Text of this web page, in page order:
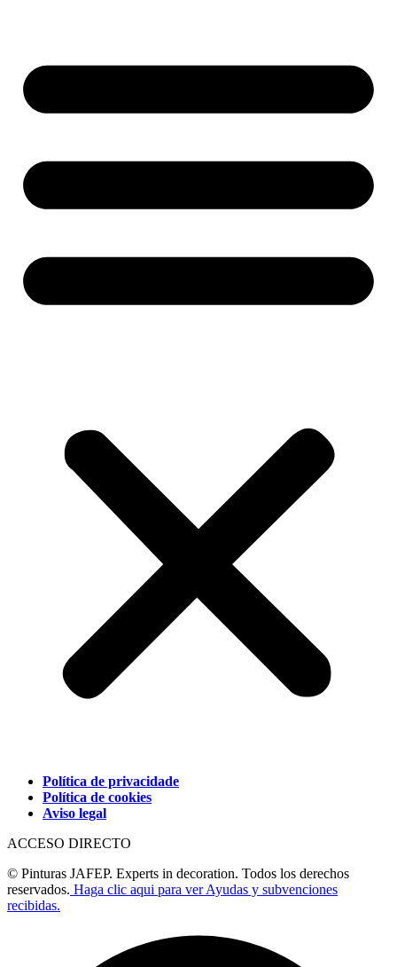
Política de privacidade
Política de cookies
Aviso legal
ACCESO DIRECTO
© Pinturas JAFEP. Experts in decoration. Todos los derechos
reservados. Haga clic aqui para ver Ayudas y subvenciones
recibidas.